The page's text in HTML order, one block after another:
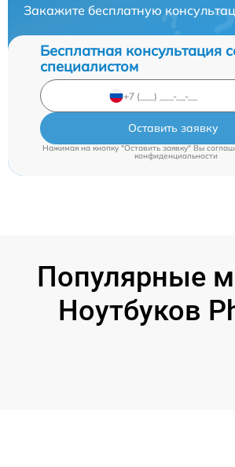
Закажите бесплатную
Бесплатная консультация
специалистом
Оставить заявку
Нажимая на кнопку "Оставить заявку" Вы
конфиденциальности
Популярные
Ноутбуков